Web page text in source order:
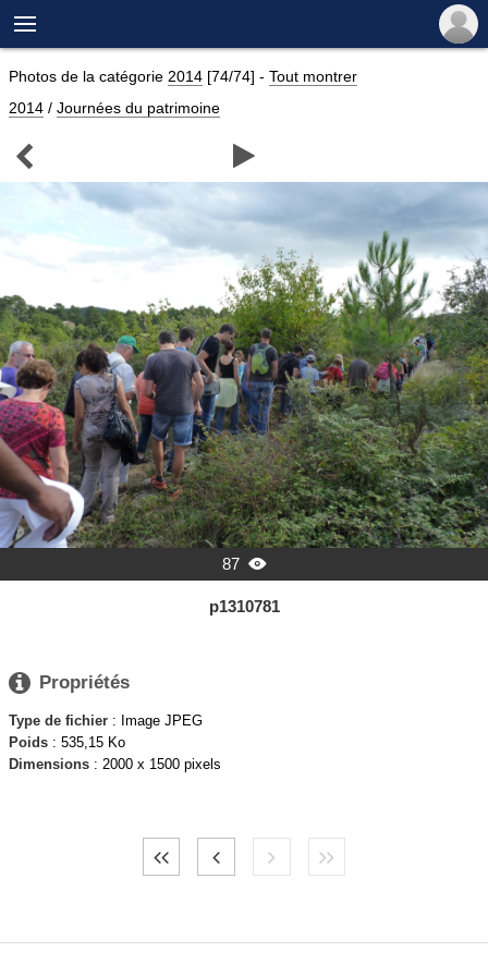

Photos de la catégorie 2014 [74/74] - Tout montrer
2014 / Journées du patrimoine
 
87 
p1310781
 Propriétés
Type de fichier : Image JPEG
Poids : 535,15 Ko
Dimensions : 2000 x 1500 pixels